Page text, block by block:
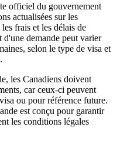
officiel du gouvernement
actualisées sur les
les frais et les délais de
demande peut varier
selon le type de visa et
les Canadiens doivent
car ceux-ci peuvent
ou pour référence future.
est conçu pour garantir
les conditions légales